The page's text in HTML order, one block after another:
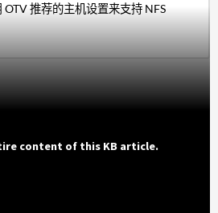
OTV 推荐的主机设置来支持 NFS
content of this KB article.